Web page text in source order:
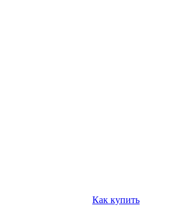
Как купить